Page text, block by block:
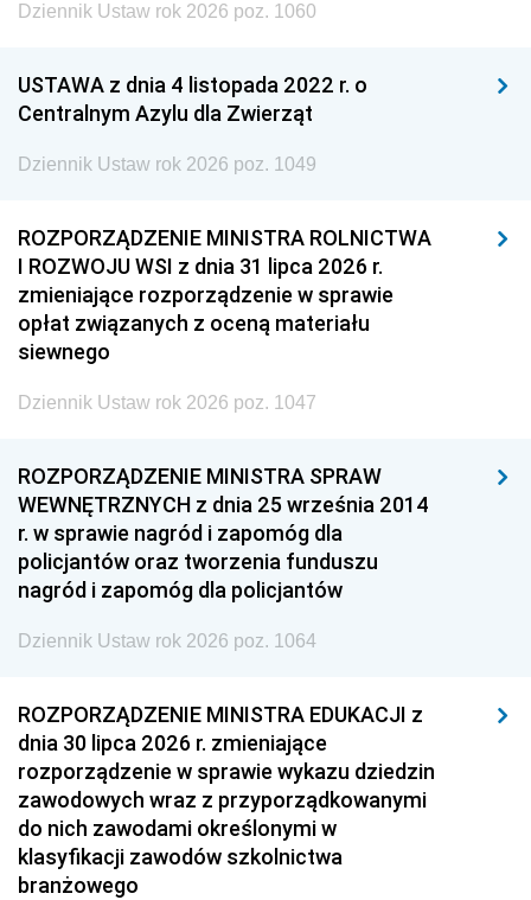
Dziennik Ustaw rok 2026 poz. 1060
USTAWA z dnia 4 listopada 2022 r. o
Centralnym Azylu dla Zwierząt
Dziennik Ustaw rok 2026 poz. 1049
ROZPORZĄDZENIE MINISTRA ROLNICTWA
I ROZWOJU WSI z dnia 31 lipca 2026 r.
zmieniające rozporządzenie w sprawie
opłat związanych z oceną materiału
siewnego
Dziennik Ustaw rok 2026 poz. 1047
ROZPORZĄDZENIE MINISTRA SPRAW
WEWNĘTRZNYCH z dnia 25 września 2014
r. w sprawie nagród i zapomóg dla
policjantów oraz tworzenia funduszu
nagród i zapomóg dla policjantów
Dziennik Ustaw rok 2026 poz. 1064
ROZPORZĄDZENIE MINISTRA EDUKACJI z
dnia 30 lipca 2026 r. zmieniające
rozporządzenie w sprawie wykazu dziedzin
zawodowych wraz z przyporządkowanymi
do nich zawodami określonymi w
klasyfikacji zawodów szkolnictwa
branżowego